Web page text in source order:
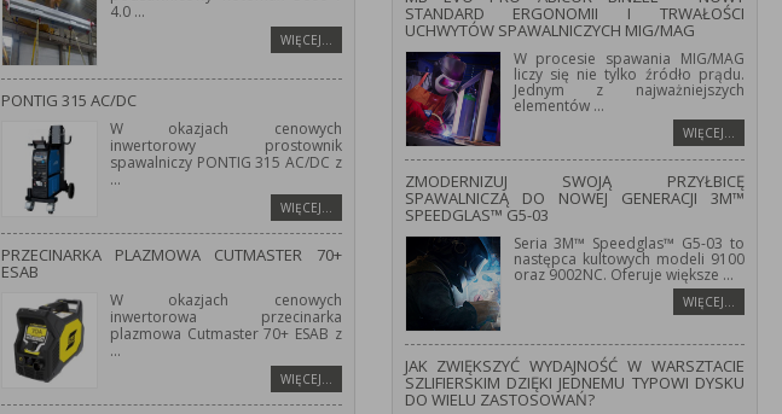
4.0 ...
WIĘCEJ…
PONTIG 315 AC/DC
W okazjach cenowych
inwertorowy prostownik
spawalniczy PONTIG 315 AC/DC z
...
WIĘCEJ…
PRZECINARKA PLAZMOWA CUTMASTER 70+
ESAB
W okazjach cenowych
inwertorowa przecinarka
plazmowa Cutmaster 70+ ESAB z
...
WIĘCEJ…
STANDARD ERGONOMII I TRWAŁOŚCI
UCHWYTÓW SPAWALNICZYCH MIG/MAG
W procesie spawania MIG/MAG
liczy się nie tylko źródło prądu.
Jednym z najważniejszych
elementów...
WIĘCEJ…
ZMODERNIZUJ SWOJĄ PRZYŁBICĘ
SPAWALNICZĄ DO NOWEJ GENERACJI 3M™
SPEEDGLAS™ G5-03
Seria 3M™ Speedglas™ G5-03 to
następca kultowych modeli 9100
oraz 9002NC. Oferuje większe ...
WIĘCEJ…
JAK ZWIĘKSZYĆ WYDAJNOŚĆ W WARSZTACIE
SZLIFIERSKIM DZIĘKI JEDNEMU TYPOWI DYSKU
DO WIELU ZASTOSOWAŃ?